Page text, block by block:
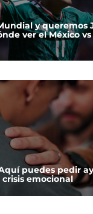
y queremos
ver el México
puedes pedir
emocional